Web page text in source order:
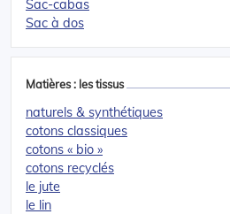
Sac-cabas
Sac à dos
Matières : les tissus
naturels & synthétiques
cotons classiques
cotons « bio »
cotons recyclés
le jute
le lin